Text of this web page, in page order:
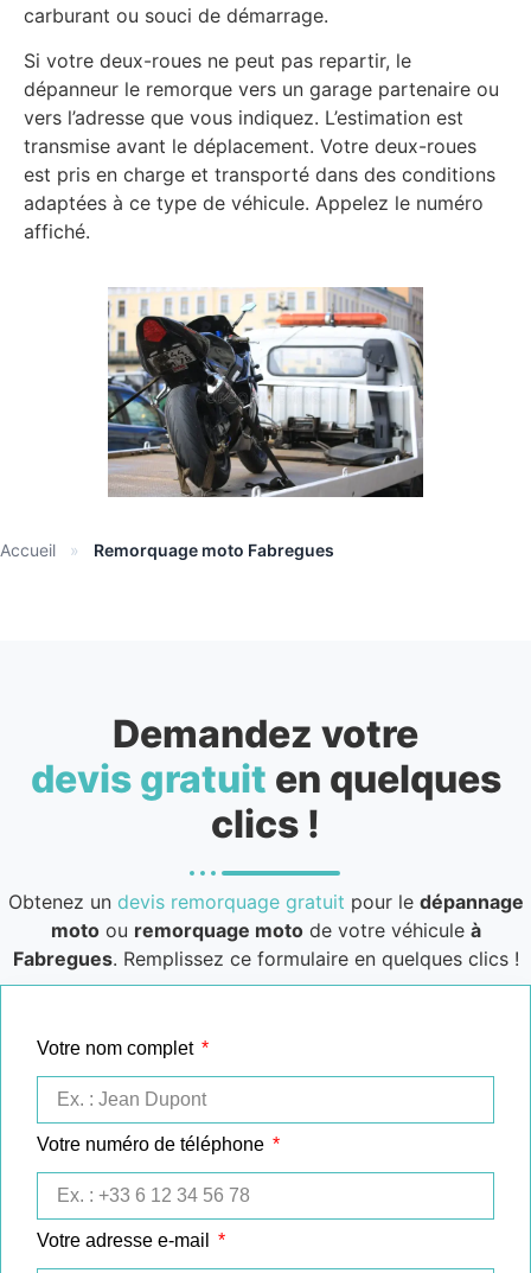
carburant ou souci de démarrage.
Si votre deux-roues ne peut pas repartir, le
dépanneur le remorque vers un garage partenaire ou
vers l’adresse que vous indiquez. L’estimation est
transmise avant le déplacement. Votre deux-roues
est pris en charge et transporté dans des conditions
adaptées à ce type de véhicule. Appelez le numéro
affiché.
Accueil » Remorquage moto Fabregues
Demandez votre
devis gratuit en quelques
clics !
Obtenez un devis remorquage gratuit pour le dépannage
motoou remorquage motode votre véhicule à
Fabregues. Remplissez ce formulaire en quelques clics !
Votre nom complet
Votre numéro de téléphone
Votre adresse e-mail